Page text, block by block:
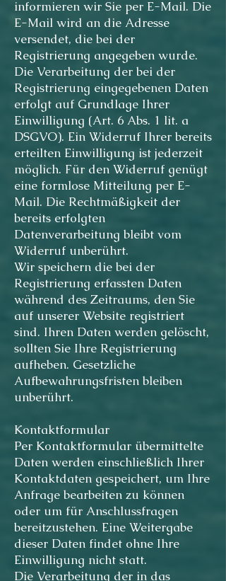
informieren wir Sie per E-Mail. Die
E-Mail wird an die Adresse
versendet, die bei der
Registrierung angegeben wurde.
Die Verarbeitung der bei der
Registrierung eingegebenen Daten
erfolgt auf Grundlage Ihrer
Einwilligung (Art. 6 Abs. 1 lit. a
DSGVO). Ein Widerruf Ihrer bereits
erteilten Einwilligung ist jederzeit
möglich. Für den Widerruf genügt
eine formlose Mitteilung per E-
Mail. Die Rechtmäßigkeit der
bereits erfolgten
Datenverarbeitung bleibt vom
Widerruf unberührt.
Wir speichern die bei der
Registrierung erfassten Daten
während des Zeitraums, den Sie
auf unserer Website registriert
sind. Ihren Daten werden gelöscht,
sollten Sie Ihre Registrierung
aufheben. Gesetzliche
Aufbewahrungsfristen bleiben
unberührt.
Kontaktformular
Per Kontaktformular übermittelte
Daten werden einschließlich Ihrer
Kontaktdaten gespeichert, um Ihre
Anfrage bearbeiten zu können
oder um für Anschlussfragen
bereitzustehen. Eine Weitergabe
dieser Daten findet ohne Ihre
Einwilligung nicht statt.
Die Verarbeitung der in das